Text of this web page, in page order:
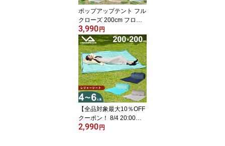
ポップアップテント フル
クローズ 200cm フロン
トシート付き 遮光 紫外
線カット シルバーコーテ
ィング UV対策 ワンタッ
チテント サンシェード
簡易テント EC160104D
01
3,990円
【全品対象最大10％OFF
クーポン！ 8/4 20:00〜8/
11 1:59】【送料無料】
2,990円